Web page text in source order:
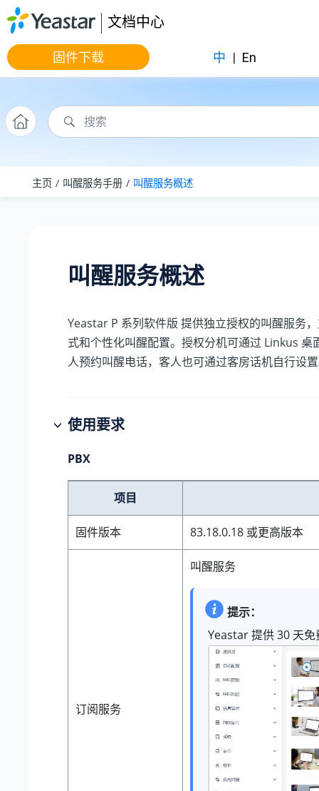
跳转到主要内容
文档中心
固件下载 中 | En
主页 叫醒服务手册 叫醒服务概述
叫醒服务概述
Yeastar P 系列软件版 提供独立授权的叫醒服务
式和个性化叫醒配置。授权分机可通过 Linkus 桌
人预约叫醒电话，客人也可通过客房话机自行设
使用要求
PBX
项目
固件版本 83.18.0.18 或更高版本
订阅服务
叫醒服务
提示：
Yeastar 提供 30 天